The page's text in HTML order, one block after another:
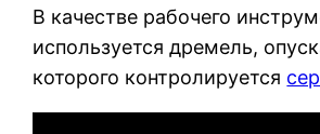
В качестве рабочего
используется дремель,
которого контролируется